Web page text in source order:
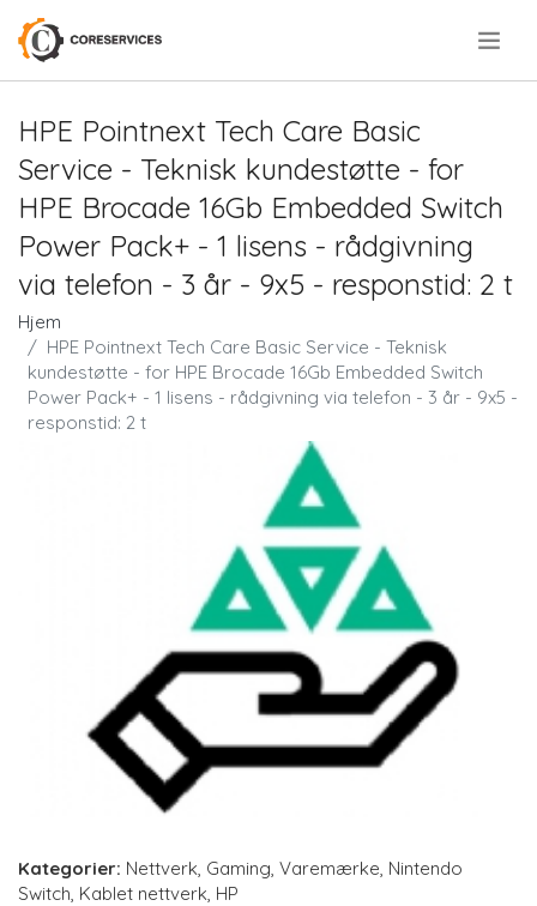
HPE Pointnext Tech Care Basic
Service - Teknisk kundestøtte - for
HPE Brocade 16Gb Embedded Switch
Power Pack+ - 1 lisens - rådgivning
via telefon - 3 år - 9x5 - responstid: 2 t
Hjem
HPE Pointnext Tech Care Basic Service - Teknisk
kundestøtte - for HPE Brocade 16Gb Embedded Switch
Power Pack+ - 1 lisens - rådgivning via telefon - 3 år - 9x5 -
responstid: 2 t
Kategorier: Nettverk Gaming Varemærke Nintendo
Switch Kablet nettverk HP